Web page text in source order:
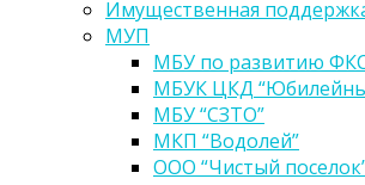
Имущественная
МУП
МБУ по развитию
МБУК ЦКД
МБУ “СЗТО”
МКП “Водолей”
ООО “Чистый